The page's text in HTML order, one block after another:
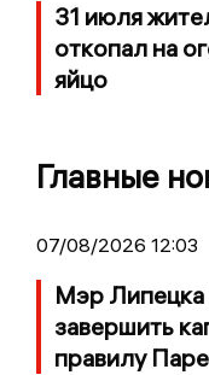
31 июля
откопал на
яйцо
Главные
07/08/2026 12:03
Мэр
завершить
правилу